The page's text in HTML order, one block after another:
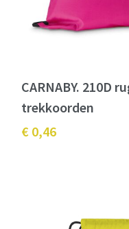
CARNABY. 210D
trekkoorden
€ 0,46